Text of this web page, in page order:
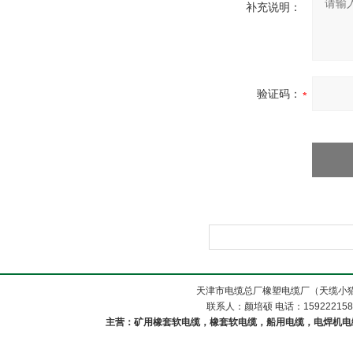
补充说明：
验证码：
天津市电缆总厂橡塑电缆厂（天缆
联系人：颜培硕 电话：
主营：矿用橡套软电缆，橡套软电缆，船用电缆，电焊机